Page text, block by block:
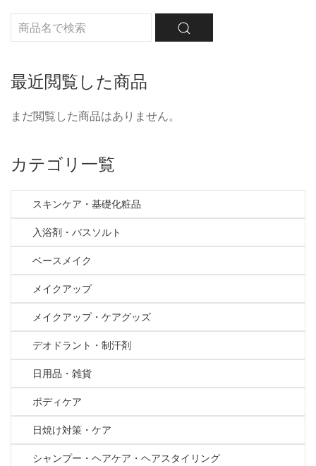
最近閲覧した商品
まだ閲覧した商品はありません。
カテゴリ一覧
スキンケア・基礎化粧品
入浴剤・バスソルト
ベースメイク
メイクアップ
メイクアップ・ケアグッズ
デオドラント・制汗剤
日用品・雑貨
ボディケア
日焼け対策・ケア
シャンプー・ヘアケア・ヘアスタイリング